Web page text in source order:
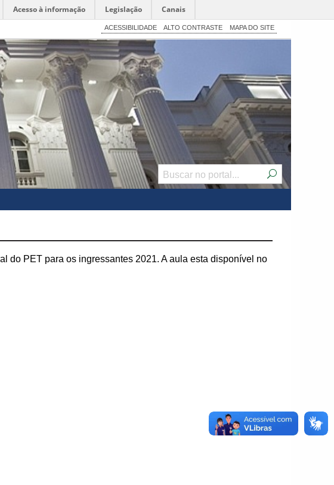
Acesso à informação Legislação Canais
ACESSIBILIDADE ALTO CONTRASTE MAPA DO SITE
do PET para os ingressantes 2021. A aula esta disponível no